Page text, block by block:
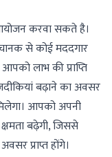
करवा सकते है।
से कोई मददगार
लाभ की प्राप्ति
बढ़ाने का अवसर
आपको अपनी
बढ़ेगी, जिससे
प्राप्त होंगे।